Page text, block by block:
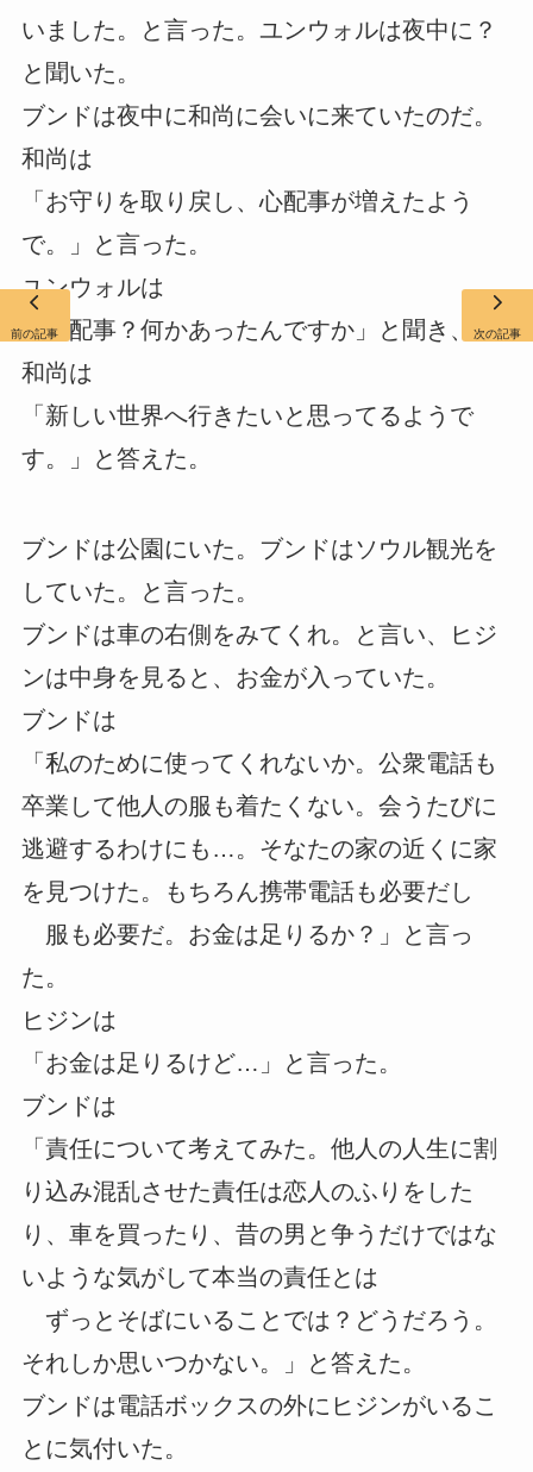
いました。と言った。ユンウォルは夜中に？
と聞いた。
ブンドは夜中に和尚に会いに来ていたのだ。
和尚は
「お守りを取り戻し、心配事が増えたよう
で。」と言った。
ユンウォルは
「心配事？何かあったんですか」と聞き、
和尚は
「新しい世界へ行きたいと思ってるようで
す。」と答えた。
ブンドは公園にいた。ブンドはソウル観光を
していた。と言った。
ブンドは車の右側をみてくれ。と言い、ヒジ
ンは中身を見ると、お金が入っていた。
ブンドは
「私のために使ってくれないか。公衆電話も
卒業して他人の服も着たくない。会うたびに
逃避するわけにも…。そなたの家の近くに家
を見つけた。もちろん携帯電話も必要だし
服も必要だ。お金は足りるか？」と言っ
た。
ヒジンは
「お金は足りるけど…」と言った。
ブンドは
「責任について考えてみた。他人の人生に割
り込み混乱させた責任は恋人のふりをした
り、車を買ったり、昔の男と争うだけではな
いような気がして本当の責任とは
ずっとそばにいることでは？どうだろう。
それしか思いつかない。」と答えた。
ブンドは電話ボックスの外にヒジンがいるこ
とに気付いた。
前の記事 次の記事